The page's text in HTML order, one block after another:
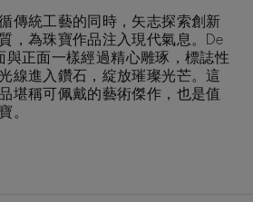
傳統工藝的同時，矢志探索創新
，為珠寶作品注入現代氣息。De
與正面一樣經過精心雕琢，標誌性
線進入鑽石，綻放璀璨光芒。這
堪稱可佩戴的藝術傑作，也是值
。